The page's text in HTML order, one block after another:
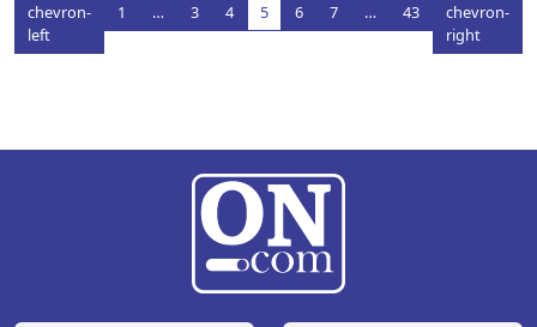
1 … 3 4 5 6 7 … 43